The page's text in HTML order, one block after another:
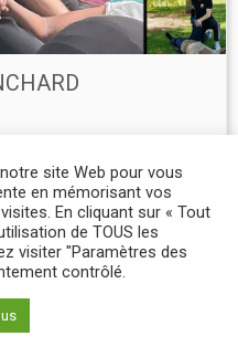
site Web pour vous
en mémorisant vos
En cliquant sur « Tout
de TOUS les
visiter "Paramètres des
contrôlé.